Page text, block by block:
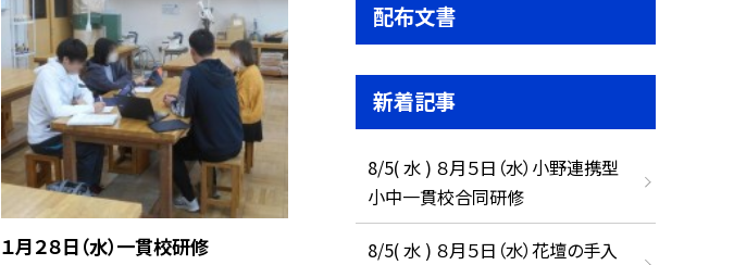
１月２８日（水）一貫校研修
配布文書
新着記事
8/5( 水 ) ８月５日（水）小野連携型
小中一貫校合同研修
8/5( 水 ) ８月５日（水）花壇の手入